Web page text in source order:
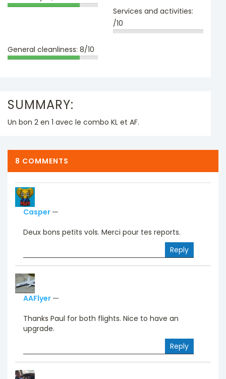
Services and activities:
/10
General cleanliness: 8/10
SUMMARY:
Un bon 2 en 1 avec le combo KL et AF.
8 COMMENTS
Casper —
Deux bons petits vols. Merci pour tes reports.
Reply
AAFlyer —
Thanks Paul for both flights. Nice to have an
upgrade.
Reply